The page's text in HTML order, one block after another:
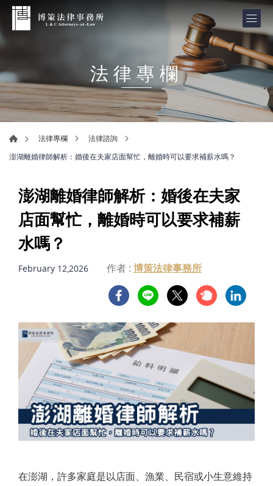
法律專欄
法律專欄
法律諮詢
澎湖離婚律師解析：婚後在夫家店面幫忙，離婚時可以要求補薪水嗎？
澎湖離婚律師解析：婚後在夫家
店面幫忙，離婚時可以要求補薪
水嗎？
February 12,2026 作者 : 博策法律事務所
在澎湖，許多家庭是以店面、漁業、民宿或小生意維持